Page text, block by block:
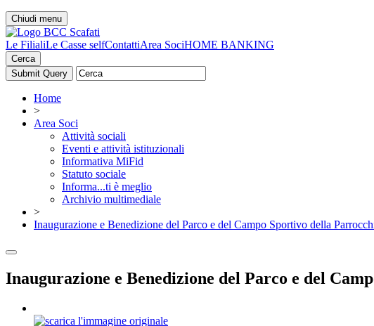
Chiudi menu
Le FilialiLe Casse selfContattiArea SociHOME BANKING
Cerca
Home
>
Area Soci
Attività sociali
Eventi e attività istituzionali
Informativa MiFid
Statuto sociale
Informa...ti è meglio
Archivio multimediale
>
Inaugurazione e Benedizione del Parco e del Campo Sportivo della
Inaugurazione e Benedizione del Parco e del